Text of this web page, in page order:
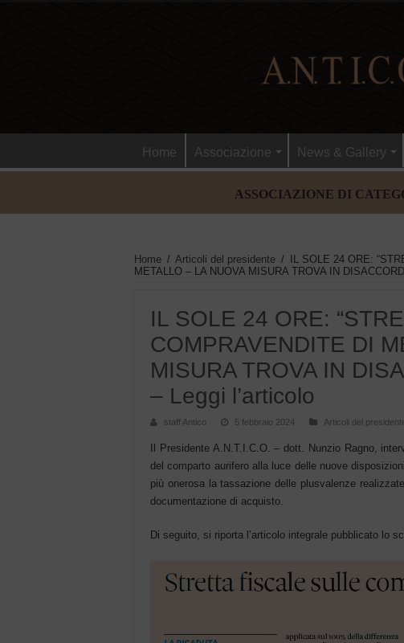
Home Associazione News & Gallery
ASSOCIAZIONE DI
Home / Articoli del presidente / IL SOLE 24 ORE:
METALLO – LA NUOVA MISURA TROVA IN
IL SOLE 24 ORE:
COMPRAVENDITE DI
MISURA TROVA IN
– Leggi l’articolo
staff Antico 5 febbraio 2024 Articoli del
Il Presidente A.N.T.I.C.O. – dott. Nunzio Ragno,
del comparto aurifero alla luce delle nuove
più onerosa la tassazione delle plusvalenze
documentazione di acquisto.
Di seguito, si riporta l’articolo integrale pubblicato lo